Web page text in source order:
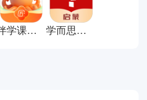
们可以实时了解孩子的学习进度和
能力发展，参与到孩子的成长过程
当中。
伴学课堂app正版 学而思启蒙英语app